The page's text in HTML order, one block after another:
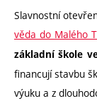
Slavnostní
věda do Malého
základní škole
financují stavbu
výuku a z